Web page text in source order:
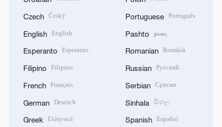
Czech Český
English English
Esperanto Esperanto
Filipino Filipino
French Français
German Deutsch
Greek Ελληνικά
Portuguese Português
Pashto پښتو
Romanian Română
Russian Русский
Serbian Српски
Sinhala සිංහල
Spanish Español